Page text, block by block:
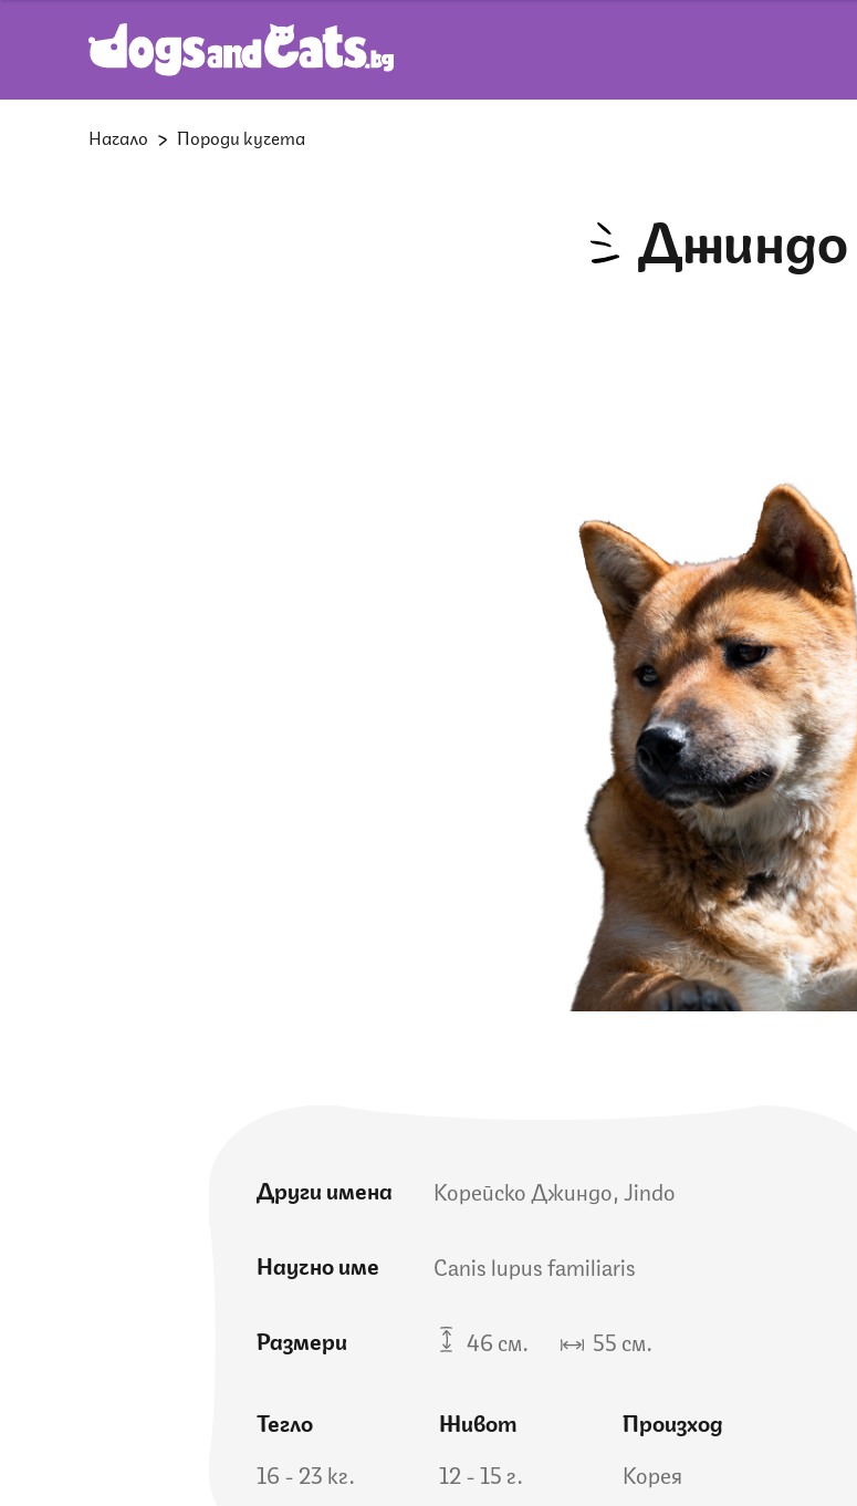
Начало Породи кучета
Джиндо
Други имена Корейско Джиндо, Jindo
Научно име Canis lupus familiaris
Размери 46 см. 55 см.
Тегло
16 - 23 кг.
Живот
12 - 15 г.
Произход
Корея